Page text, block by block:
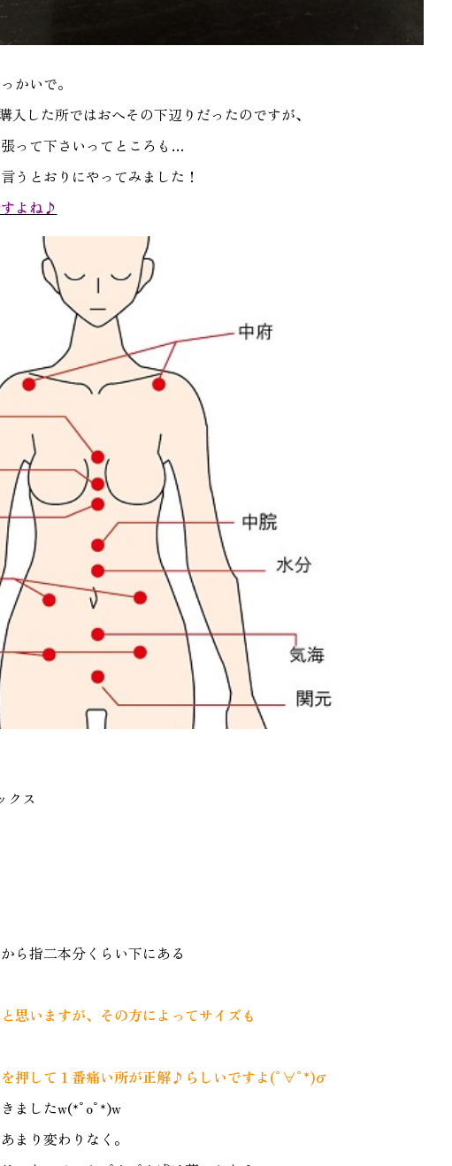
かいで。
した所ではおへその下辺りだったのですが、
って下さいってところも…
うとおりにやってみました！
よね♪
クス
ら指二本分くらい下にある
思いますが、その方によってサイズも
押して１番痛い所が正解♪らしいですよ(ﾟ∀ﾟ*)σ
ましたw(*ﾟoﾟ*)w
まり変わりなく。